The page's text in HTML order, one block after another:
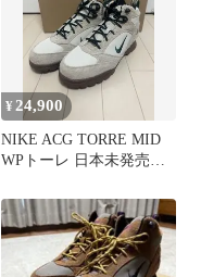
¥24,900
NIKE ACG TORRE MID
WPトーレ 日本未発売